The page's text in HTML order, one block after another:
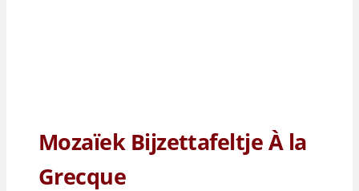
Mozaïek Bijzettafeltje À la
Grecque